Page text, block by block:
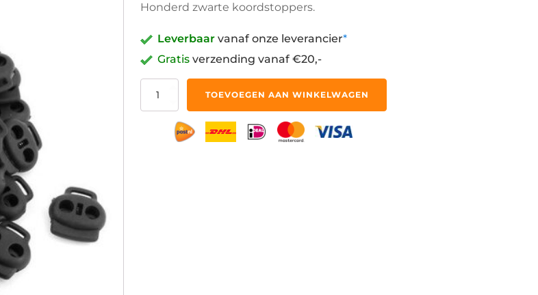
Honderd zwarte koordstoppers.
Leverbaar vanaf onze leverancier*
Gratis verzending vanaf €20,-
100x
TOEVOEGEN AAN WINKELWAGEN